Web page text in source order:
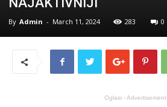
By Admin - March 11, 2024 283 0
Oglasi - Advertisement